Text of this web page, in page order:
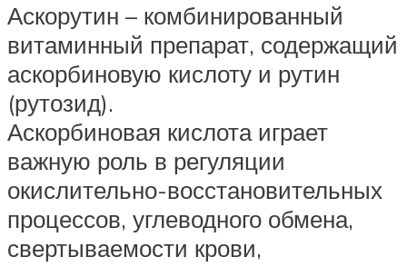
Аскорутин – комбинированный
витаминный препарат, содержащий
аскорбиновую кислоту и рутин
(рутозид).
Аскорбиновая кислота играет
важную роль в регуляции
окислительно-восстановительных
процессов, углеводного обмена,
свертываемости крови,